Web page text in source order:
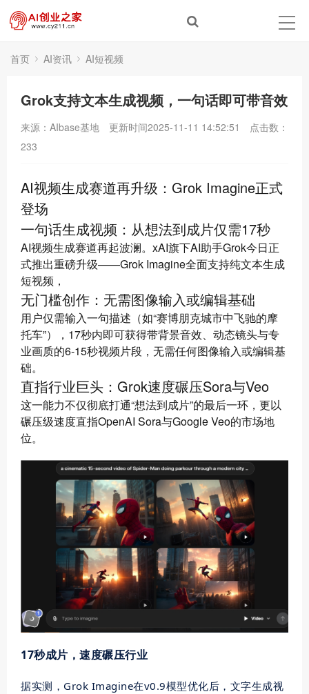
首页 AI资讯 AI短视频
Grok支持文本生成视频，一句话即可带音效
来源：AIbase基地 更新时间2025-11-11 14:52:51
点击数：
233
AI视频生成赛道再升级：Grok Imagine正式
登场
一句话生成视频：从想法到成片仅需17秒
AI视频生成赛道再起波澜。xAI旗下AI助手Grok今日正
式推出重磅升级——Grok Imagine全面支持纯文本生成
短视频，
无门槛创作：无需图像输入或编辑基础
用户仅需输入一句描述（如“赛博朋克城市中飞驰的摩
托车”），17秒内即可获得带背景音效、动态镜头与专
业画质的6-15秒视频片段，无需任何图像输入或编辑基
础。
直指行业巨头：Grok速度碾压Sora与Veo
这一能力不仅彻底打通“想法到成片”的最后一环，更以
碾压级速度直指OpenAI Sora与Google Veo的市场地
位。
17秒成片，速度碾压行业
据实测，Grok Imagine在v0.9模型优化后，文字生成视